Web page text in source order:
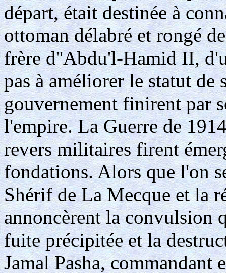
départ, était destinée à
ottoman délabré et rongé
frère d''Abdu'l-Hamid II,
pas à améliorer le statut de
gouvernement finirent par
l'empire. La Guerre de
revers militaires firent
fondations. Alors que l'on
Shérif de La Mecque et la
annoncèrent la convulsion
fuite précipitée et la
Jamal Pasha,